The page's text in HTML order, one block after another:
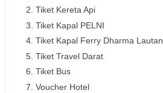
Tiket Kereta Api
Tiket Kapal PELNI
Tiket Kapal Ferry Dharma Lautan
Tiket Travel Darat
Tiket Bus
Voucher Hotel